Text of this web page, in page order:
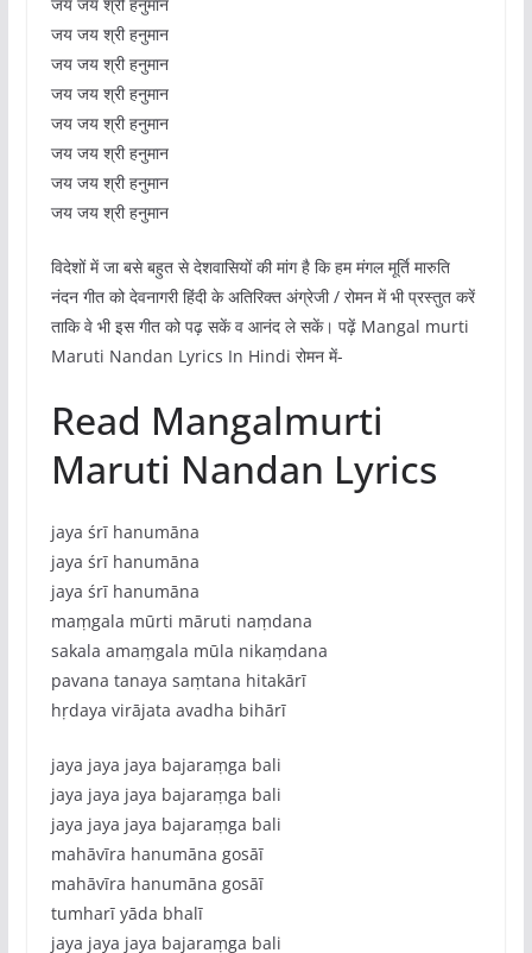
जय जय श्री हनुमान
जय जय श्री हनुमान
जय जय श्री हनुमान
जय जय श्री हनुमान
जय जय श्री हनुमान
जय जय श्री हनुमान
जय जय श्री हनुमान
विदेशों में जा बसे बहुत से देशवासियों की मांग है कि हम मंगल मूर्ति मारुति
नंदन गीत को देवनागरी हिंदी के अतिरिक्त अंग्रेजी / रोमन में भी प्रस्तुत करें
ताकि वे भी इस गीत को पढ़ सकें व आनंद ले सकें। पढ़ें Mangal murti
Maruti Nandan Lyrics In Hindi रोमन में-
Read Mangalmurti
Maruti Nandan Lyrics
jaya śrī hanumāna
jaya śrī hanumāna
jaya śrī hanumāna
maṃgala mūrti māruti naṃdana
sakala amaṃgala mūla nikaṃdana
pavana tanaya saṃtana hitakārī
hṛdaya virājata avadha bihārī
jaya jaya jaya bajaraṃga bali
jaya jaya jaya bajaraṃga bali
jaya jaya jaya bajaraṃga bali
mahāvīra hanumāna gosāī
mahāvīra hanumāna gosāī
tumharī yāda bhalī
jaya jaya jaya bajaraṃga bali